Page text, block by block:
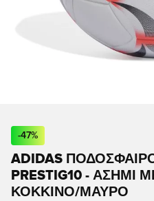
-47%
ADIDAS ΠΟΔΟΣΦΑΙΡΟ
PRESTIG10 - ΑΣΗΜΊ
ΚΌΚΚΙΝΟ/ΜΑΎΡΟ